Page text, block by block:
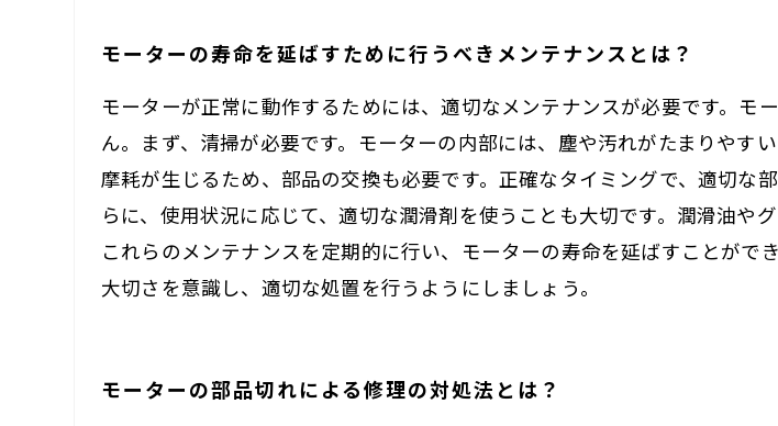
モーターの寿命を延ばすために行うべきメンテナンスとは？
モーターが正常に動作するためには、適切なメンテナンスが必要です。
ん。まず、清掃が必要です。モーターの内部には、塵や汚れがたまりやす
摩耗が生じるため、部品の交換も必要です。正確なタイミングで、適切な
らに、使用状況に応じて、適切な潤滑剤を使うことも大切です。潤滑油や
これらのメンテナンスを定期的に行い、モーターの寿命を延ばすことが
大切さを意識し、適切な処置を行うようにしましょう。
モーターの部品切れによる修理の対処法とは？